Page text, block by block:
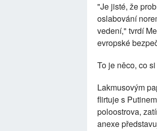
"Je jisté, že
oslabování
vedení," tvrdí
evropské
To je něco, co
Lakmusovým
flirtuje s
poloostrova,
anexe